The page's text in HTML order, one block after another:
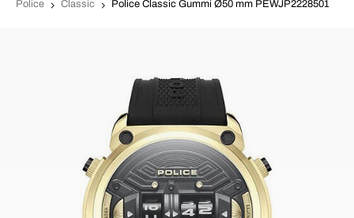
Police Classic Police Classic Gummi Ø50 mm PEWJP2228501